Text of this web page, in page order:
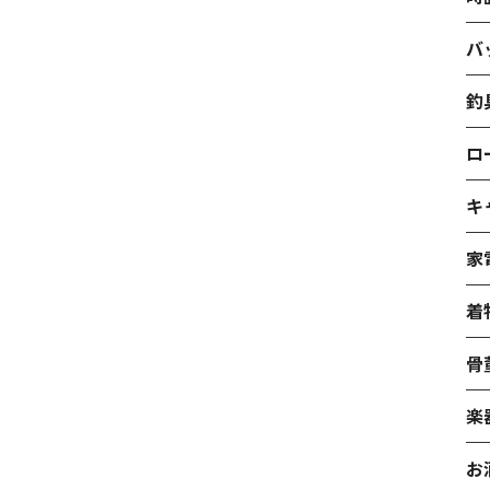
バ
釣
ロ
キ
家
着
骨
楽
お